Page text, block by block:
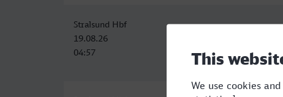
Stralsund Hbf
19.08.26
04:57